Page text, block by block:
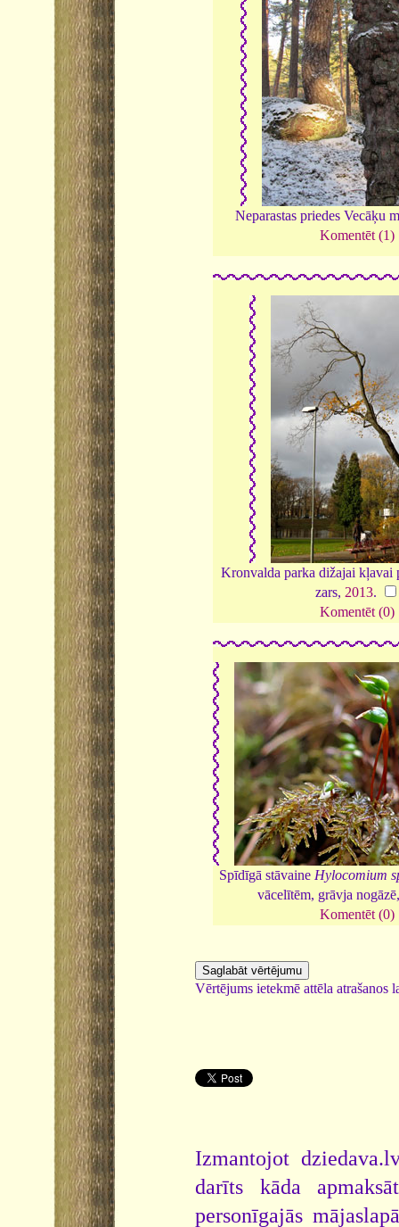
Neparastas priedes Vecāķu
Komentēt (1)
Kronvalda parka dižajai kļavai
zars, 2013.
Komentēt (0)
Spīdīgā stāvaine Hylocomium
vācelītēm, grāvja
Komentēt (0)
Vērtējums ietekmē attēla atrašanos
Izmantojot
darīts kāda
personīgajās